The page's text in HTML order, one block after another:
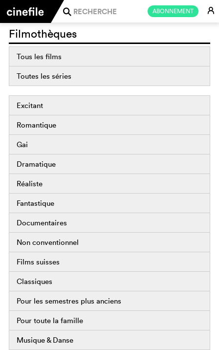
ABONNEMENT E
j
Filmothèques
Tous les films
Toutes les séries
Excitant
Romantique
Gai
Dramatique
Réaliste
Fantastique
Documentaires
Non conventionnel
Films suisses
Classiques
Pour les semestres plus anciens
Pour toute la famille
Musique & Danse